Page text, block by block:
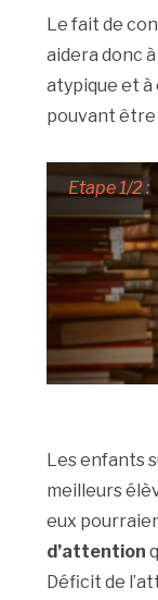
Le fait de
aidera donc
atypique et
pouvant être
Etape 1/2 :
Les enfants
meilleurs
eux
d’attention
Déficit de